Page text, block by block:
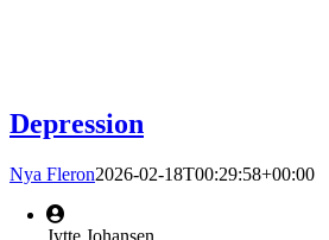
Depression
Nya Fleron2026-02-18T00:29:58+00:00